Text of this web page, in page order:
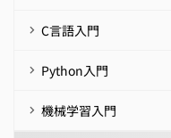
C言語入門
Python入門
機械学習入門